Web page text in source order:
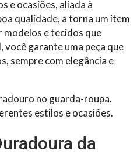
e ocasiões, aliada à
qualidade, a torna um item
modelos e tecidos que
garante uma peça que
sempre com elegância e
no guarda-roupa.
estilos e ocasiões.
da